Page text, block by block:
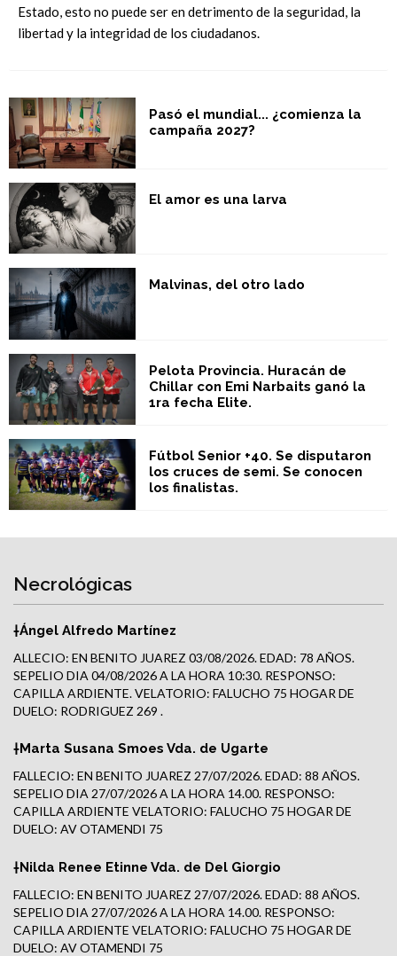
Estado, esto no puede ser en detrimento de la seguridad, la
libertad y la integridad de los ciudadanos.
Pasó el mundial... ¿comienza la
campaña 2027?
El amor es una larva
Malvinas, del otro lado
Pelota Provincia. Huracán de
Chillar con Emi Narbaits ganó la
1ra fecha Elite.
Fútbol Senior +40. Se disputaron
los cruces de semi. Se conocen
los finalistas.
Necrológicas
†Ángel Alfredo Martínez
ALLECIO: EN BENITO JUAREZ 03/08/2026. EDAD: 78 AÑOS.
SEPELIO DIA 04/08/2026 A LA HORA 10:30. RESPONSO:
CAPILLA ARDIENTE. VELATORIO: FALUCHO 75 HOGAR DE
DUELO: RODRIGUEZ 269 .
†Marta Susana Smoes Vda. de Ugarte
FALLECIO: EN BENITO JUAREZ 27/07/2026. EDAD: 88 AÑOS.
SEPELIO DIA 27/07/2026 A LA HORA 14.00. RESPONSO:
CAPILLA ARDIENTE VELATORIO: FALUCHO 75 HOGAR DE
DUELO: AV OTAMENDI 75
†Nilda Renee Etinne Vda. de Del Giorgio
FALLECIO: EN BENITO JUAREZ 27/07/2026. EDAD: 88 AÑOS.
SEPELIO DIA 27/07/2026 A LA HORA 14.00. RESPONSO:
CAPILLA ARDIENTE VELATORIO: FALUCHO 75 HOGAR DE
DUELO: AV OTAMENDI 75